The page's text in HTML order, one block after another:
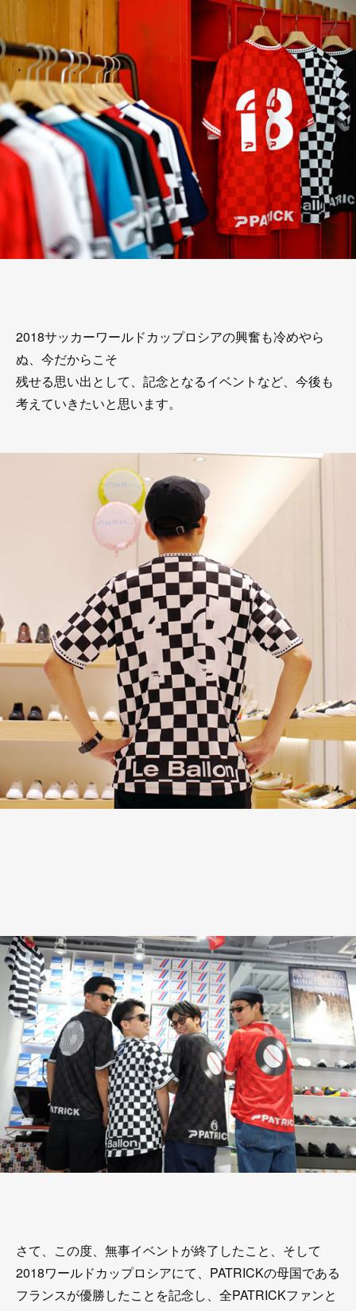
2018サッカーワールドカップロシアの興奮も冷めやら
ぬ、今だからこそ
残せる思い出として、記念となるイベントなど、今後も
考えていきたいと思います。
さて、この度、無事イベントが終了したこと、そして
2018ワールドカップロシアにて、PATRICKの母国である
フランスが優勝したことを記念し、全PATRICKファンと